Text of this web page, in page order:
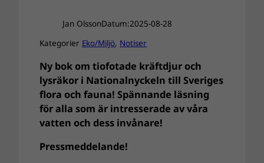
Jan OlssonDatum:2025-08-28
Kategorier Eko/Miljö, Notiser
Ny bok om tiofotade kräftdjur och
lysräkor i Nationalnyckeln till Sveriges
flora och fauna! Spännande läsning
för alla som är intresserade av våra
vatten och dess invånare!
Pressmeddelande!